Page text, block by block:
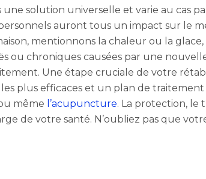
solution universelle et varie au cas
auront tous un impact sur le
mentionnons la chaleur ou la
ou chroniques causées par une
Une étape cruciale de votre
plus efficaces et un plan de
même l’acupuncture. La protection, le
de votre santé. N’oubliez pas que